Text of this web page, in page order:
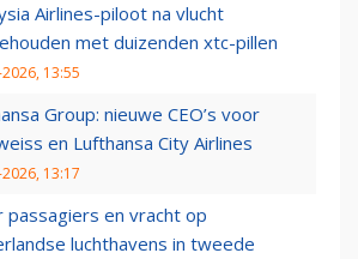
Airlines-piloot na vlucht
met duizenden xtc-pillen
13:55
Group: nieuwe CEO’s voor
en Lufthansa City Airlines
13:17
passagiers en vracht op
luchthavens in tweede